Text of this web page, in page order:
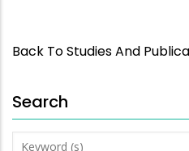
Back To Studies And
Search
Keyword